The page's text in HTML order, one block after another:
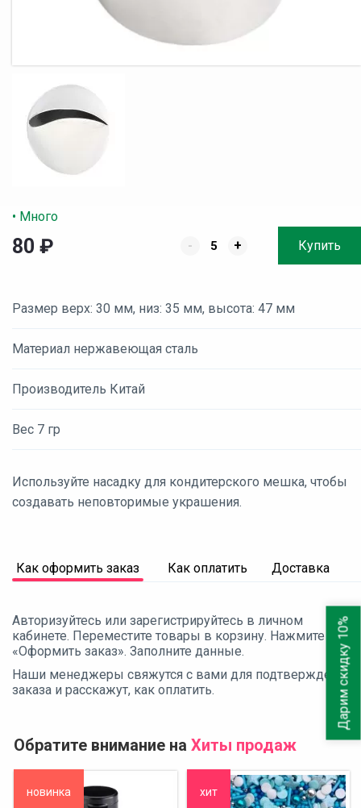
• Много
80 ₽ - + Купить
Размер верх: 30 мм, низ: 35 мм, высота: 47 мм
Материал нержавеющая сталь
Производитель Китай
Вес 7 гр
Используйте насадку для кондитерского мешка, чтобы
создавать неповторимые украшения.
Как оформить заказ Как оплатить Доставка
Авторизуйтесь или зарегистрируйтесь в личном
кабинете. Переместите товары в корзину. Нажмите
«Оформить заказ». Заполните данные.
Наши менеджеры свяжутся с вами для подтверждения
заказа и расскажут, как оплатить.
Обратите внимание на Хиты продаж
новинка хит
Дарим скидку 10%